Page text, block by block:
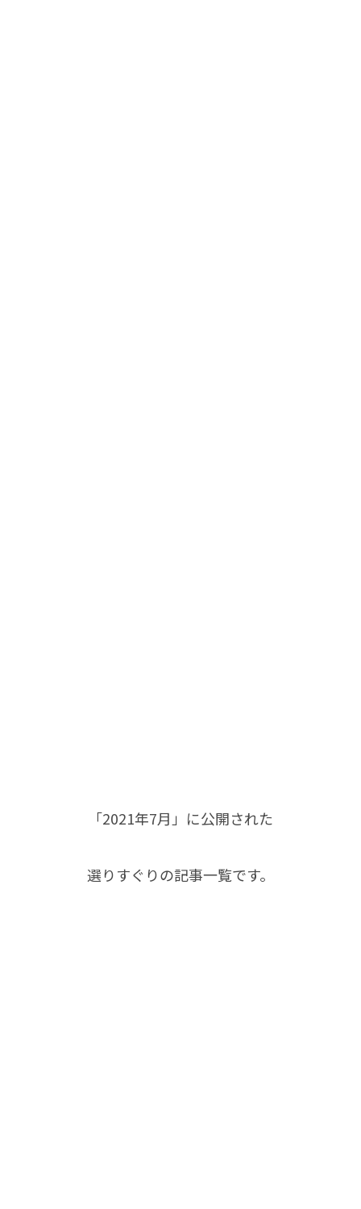
「2021年7月」に公開された
選りすぐりの記事一覧です。